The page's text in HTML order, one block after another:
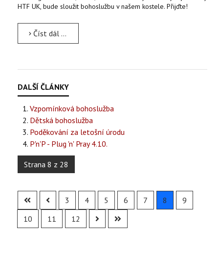
HTF UK, bude sloužit bohoslužbu v našem kostele. Přijďte!
Číst dál …
Vzpomínková bohoslužba
Dětská bohoslužba
Poděkování za letošní úrodu
P'n'P - Plug 'n' Pray 4.10.
Strana 8 z 28
3 4 5 6 7 8
9
10
11 12